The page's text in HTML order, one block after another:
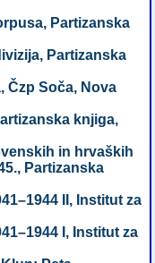
Partizanska
Partizanska
Čzp Soča, Nova
knjiga,
in hrvaških
Partizanska
II, Institut za
I, Institut za